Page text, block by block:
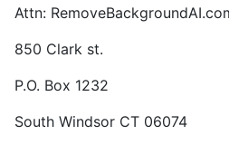
Attn:
850 Clark st.
P.O. Box 1232
South Windsor CT 06074